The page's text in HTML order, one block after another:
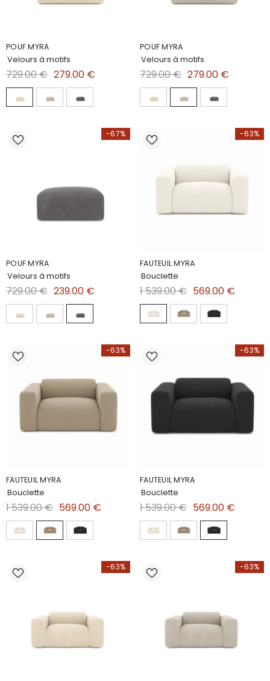
POUF MYRA
Velours à motifs
729.00 € 279.00 €
POUF MYRA
Velours à motifs
729.00 € 279.00 €
-67%
POUF MYRA
Velours à motifs
729.00 € 239.00 €
-63%
FAUTEUIL MYRA
Bouclette
1 539.00 € 569.00 €
-63%
FAUTEUIL MYRA
Bouclette
1 539.00 € 569.00 €
-63%
FAUTEUIL MYRA
Bouclette
1 539.00 € 569.00 €
-63% -63%